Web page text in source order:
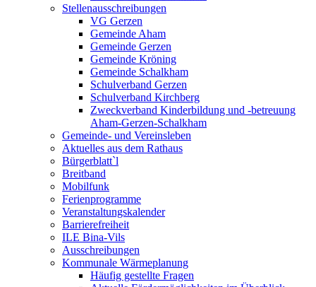
Stellenausschreibungen
VG Gerzen
Gemeinde Aham
Gemeinde Gerzen
Gemeinde Kröning
Gemeinde Schalkham
Schulverband Gerzen
Schulverband Kirchberg
Zweckverband Kinderbildung und -betreuung
Aham-Gerzen-Schalkham
Gemeinde- und Vereinsleben
Aktuelles aus dem Rathaus
Bürgerblatt`l
Breitband
Mobilfunk
Ferienprogramme
Veranstaltungskalender
Barrierefreiheit
ILE Bina-Vils
Ausschreibungen
Kommunale Wärmeplanung
Häufig gestellte Fragen